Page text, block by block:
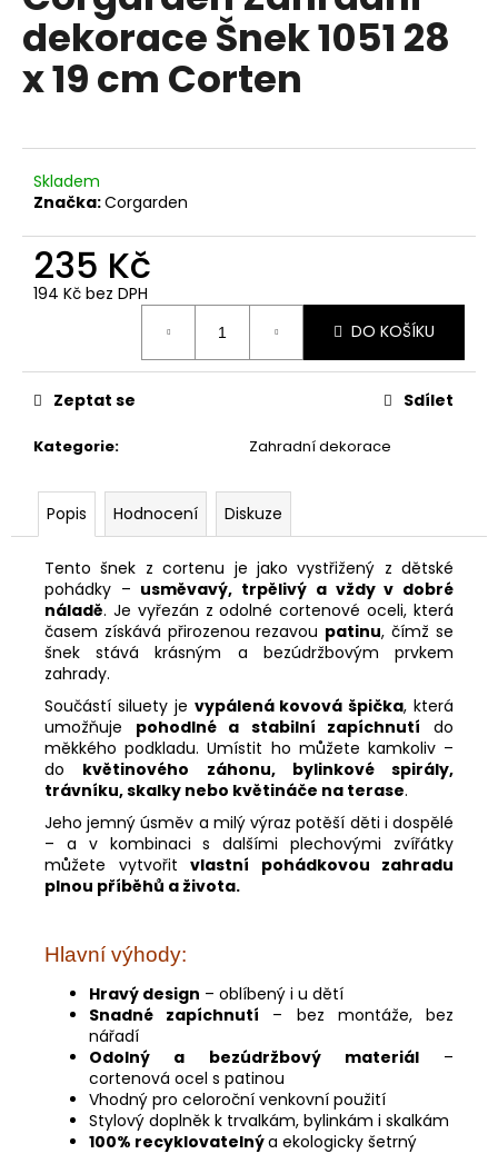
0,0
z
5
hvězdiček.
dekorace Šnek 1051 28
x 19 cm Corten
Skladem
Značka:Corgarden
235 Kč
194 Kč bez DPH
DO KOŠÍKU
Kategorie: Zahradní dekorace
Zeptat se Sdílet
Popis Hodnocení Diskuze
Tento šnek z cortenu je jako vystřižený z dětské
pohádky – usměvavý, trpělivý a vždy v dobré
náladě. Je vyřezán z odolné cortenové oceli, která
časem získává přirozenou rezavou patinu, čímž se
šnek stává krásným a bezúdržbovým prvkem
zahrady.
Součástí siluety je vypálená kovová špička, která
umožňuje pohodlné a stabilní zapíchnutí do
měkkého podkladu. Umístit ho můžete kamkoliv –
do květinového záhonu, bylinkové spirály,
trávníku, skalky nebo květináče na terase.
Jeho jemný úsměv a milý výraz potěší děti i dospělé
– a v kombinaci s dalšími plechovými zvířátky
můžete vytvořit vlastní pohádkovou zahradu
plnou příběhů a života.
Hlavní výhody:
Hravý design – oblíbený i u dětí
Snadné zapíchnutí – bez montáže, bez
nářadí
Odolný a bezúdržbový materiál–
cortenová ocel s patinou
Vhodný pro celoroční venkovní použití
Stylový doplněk k trvalkám, bylinkám i skalkám
100% recyklovatelnýa ekologicky šetrný
a
j
í
?
o
p
m
KANCELÁŘSKÁ
ŽIDLE
LARA
905
Kč